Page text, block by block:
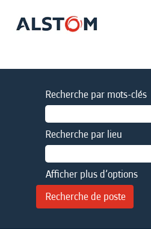
Recherche par mots-clés
Recherche par lieu
Afficher plus d’options